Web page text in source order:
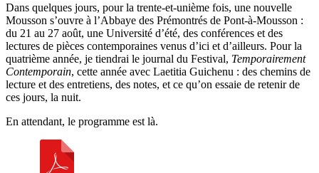
Dans quelques jours, pour la trente-et-unième fois, une nouvelle
Mousson s’ouvre à l’Abbaye des Prémontrés de Pont-à-Mousson :
du 21 au 27 août, une Université d’été, des conférences et des
lectures de pièces contemporaines venus d’ici et d’ailleurs. Pour la
quatrième année, je tiendrai le journal du Festival, Temporairement
Contemporain, cette année avec Laetitia Guichenu : des chemins de
lecture et des entretiens, des notes, et ce qu’on essaie de retenir de
ces jours, la nuit.
En attendant, le programme est là.